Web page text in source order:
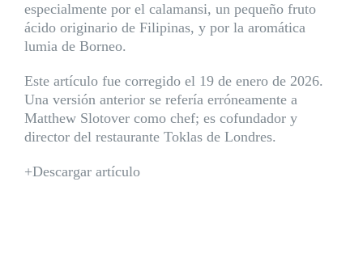
especialmente por el calamansi, un pequeño fruto
ácido originario de Filipinas, y por la aromática
lumia de Borneo.
Este artículo fue corregido el 19 de enero de 2026.
Una versión anterior se refería erróneamente a
Matthew Slotover como chef; es cofundador y
director del restaurante Toklas de Londres.
+Descargar artículo